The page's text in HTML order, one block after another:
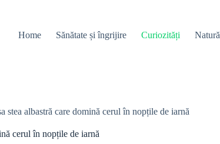
Home
Sănătate și îngrijire Curiozități Natură
stea albastră care domină cerul în nopțile de iarnă
cerul în nopțile de iarnă